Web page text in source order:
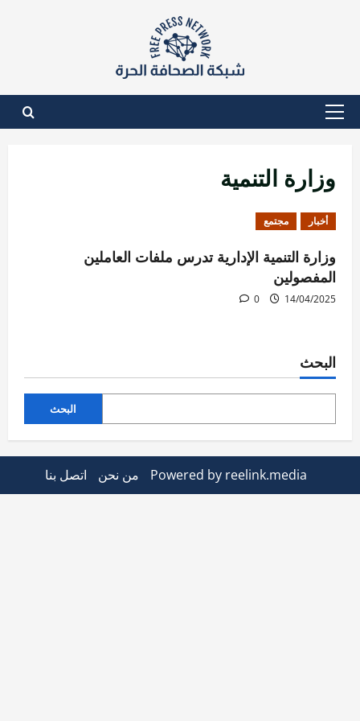
القائمة
وزارة التنمية
أخبار مجتمع
وزارة التنمية الإدارية تدرس ملفات العاملين
المفصولين
14/04/2025
0
البحث
البحث
Powered by reelink.media من نحن اتصل بنا